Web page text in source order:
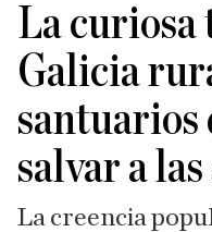
La curiosa
Galicia
santuarios
salvar a
La creencia